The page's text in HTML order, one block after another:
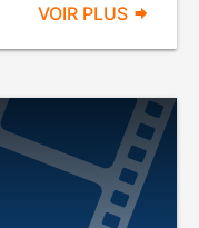
VOIR PLUS